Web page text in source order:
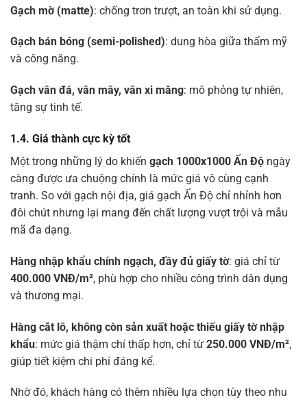
Gạch mờ (matte): chống trơn trượt, an toàn khi sử dụng.
Gạch bán bóng (semi-polished): dung hòa giữa thẩm mỹ
và công năng.
Gạch vân đá, vân mây, vân xi măng: mô phỏng tự nhiên,
tăng sự tinh tế.
1.4. Giá thành cực kỳ tốt
Một trong những lý do khiến gạch 1000x1000 Ấn Độ ngày
càng được ưa chuộng chính là mức giá vô cùng cạnh
tranh. So với gạch nội địa, giá gạch Ấn Độ chỉ nhỉnh hơn
đôi chút nhưng lại mang đến chất lượng vượt trội và mẫu
mã đa dạng.
Hàng nhập khẩu chính ngạch, đầy đủ giấy tờ: giá chỉ từ
400.000 VNĐ/m², phù hợp cho nhiều công trình dân dụng
và thương mại.
Hàng cắt lô, không còn sản xuất hoặc thiếu giấy tờ nhập
khẩu: mức giá thậm chí thấp hơn, chỉ từ 250.000 VNĐ/m²,
giúp tiết kiệm chi phí đáng kể.
Nhờ đó, khách hàng có thêm nhiều lựa chọn tùy theo nhu